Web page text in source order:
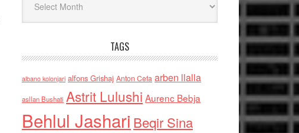
TAGS
albano kolonjari alfons Grishaj Anton Cefa arben llalla
asllan Bushati Astrit Lulushi Aurenc Bebja
Behlul Jashari Beqir Sina